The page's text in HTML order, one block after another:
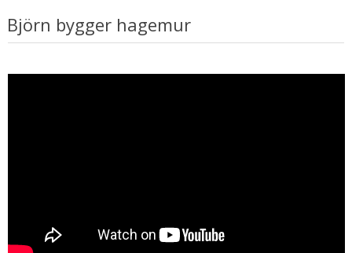
Björn bygger hagemur